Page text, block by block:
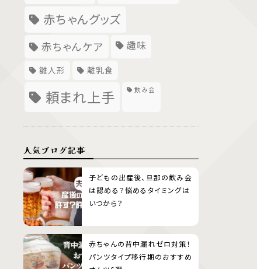
赤ちゃんグッズ
赤ちゃんケア 趣味
雛人形 離乳食
頼まれ上手 飲み会
人気ブログ記事
子どもの出産後、旦那の飲み会
は認める？悩めるタイミングは
いつから？
赤ちゃんの背中漏れゼロ対策！
パンツタイプ移行期のおすすめ